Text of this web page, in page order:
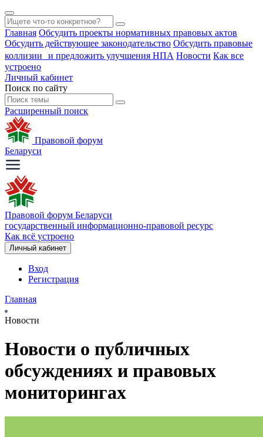
Главная Обсудить проекты нормативных правовых актов
Обсудить действующее законодательство Обсудить правовые
коллизии и предложить улучшения НПА Новости Как все
устроено
Личный кабинет
Поиск по сайту
Расширенный поиск
Правовой форум
Беларуси
Правовой форум Беларуси
государственный информационно-правовой ресурс
Как всё устроено
Личный кабинет
Вход
Регистрация
Главная
Новости
Новости о публичных
обсуждениях и правовых
мониторингах